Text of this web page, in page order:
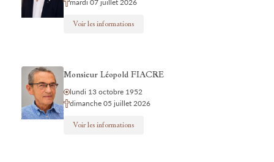
mardi 07 juillet 2026
Voir les informations
Monsieur Léopold FIACRE
lundi 13 octobre 1952
dimanche 05 juillet 2026
Voir les informations